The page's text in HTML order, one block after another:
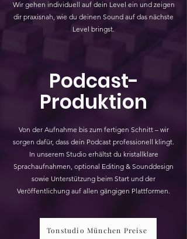
Wir gehen individuell auf dein Level ein und zeigen
dir praxisnah, wie du deinen Sound auf das nächste
Level bringst.
Podcast-
Produktion
Von der Aufnahme bis zum fertigen Schnitt – wir
sorgen dafür, dass dein Podcast professionell klingt.
In unserem Studio erhältst du kristallklare
Sprachaufnahmen, optional Editing & Sounddesign
sowie Unterstützung beim Start und der
Veröffentlichung auf allen gängigen Plattformen.
Tonstudio München Preise